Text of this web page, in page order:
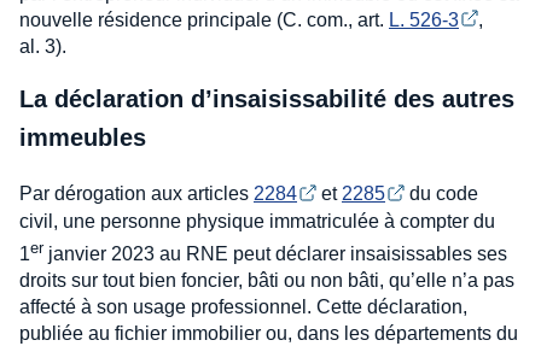
nouvelle résidence principale (C. com., art. L. 526-3
,
al. 3).
La déclaration d’insaisissabilité des autres
immeubles
Par dérogation aux articles 2284 et 2285
du code
civil, une personne physique immatriculée à compter du
1er janvier 2023 au RNE peut déclarer insaisissables ses
droits sur tout bien foncier, bâti ou non bâti, qu’elle n’a pas
affecté à son usage professionnel. Cette déclaration,
publiée au fichier immobilier ou, dans les départements du